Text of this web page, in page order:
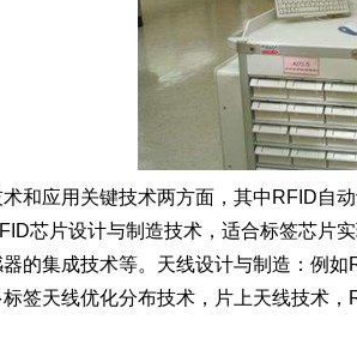
和应用关键技术两方面，其中RFID自
芯片设计与制造技术，适合标签芯片
的集成技术等。天线设计与制造：例
签天线优化分布技术，片上天线技术